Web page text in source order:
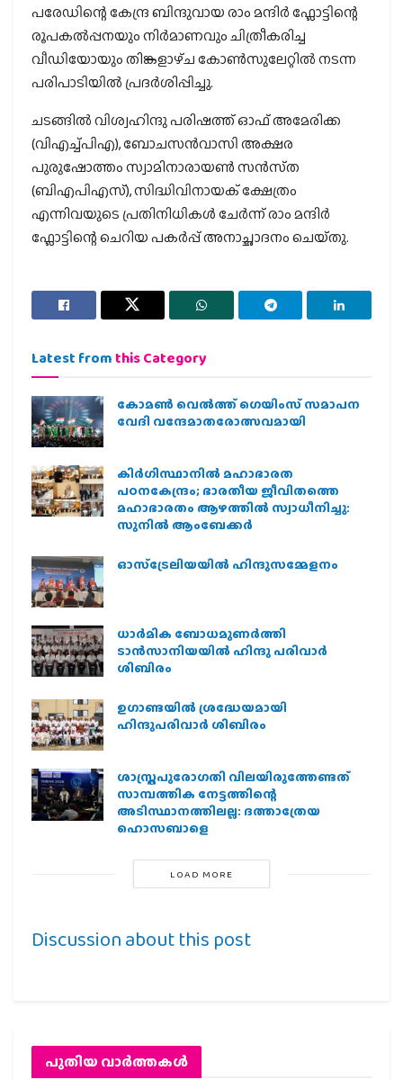
പരേഡിന്റെ കേന്ദ്ര ബിന്ദുവായ രാം മന്ദിർ ഫ്ലോട്ടിന്റെ
രൂപകൽപ്പനയും നിർമാണവും ചിത്രീകരിച്ച
വീഡിയോയും തിങ്കളാഴ്‌ച കോൺസുലേറ്റിൽ നടന്ന
പരിപാടിയിൽ പ്രദർശിപ്പിച്ചു.
ചടങ്ങിൽ വിശ്വഹിന്ദു പരിഷത്ത് ഓഫ് അമേരിക്ക
(വിഎച്ച്പിഎ), ബോചസൻവാസി അക്ഷര
പുരുഷോത്തം സ്വാമിനാരായൺ സൻസ്‌ത
(ബിഎപിഎസ്), സിദ്ധിവിനായക് ക്ഷേത്രം
എന്നിവയുടെ പ്രതിനിധികൾ ചേർന്ന് രാം മന്ദിർ
ഫ്ലോട്ടിന്റെ ചെറിയ പകർപ്പ് അനാച്ഛാദനം ചെയ്‌തു.
Latest from this Category
കോമൺ വെൽത്ത് ഗെയിംസ് സമാപന
വേദി വന്ദേമാതരോത്സവമായി
കിര്‍ഗിസ്ഥാനില്‍ മഹാഭാരത
പഠനകേന്ദ്രം; ഭാരതീയ ജീവിതത്തെ
മഹാഭാരതം ആഴത്തില്‍ സ്വാധീനിച്ചു:
സുനില്‍ ആംബേക്കര്‍
ഓസ്‌ട്രേലിയയില്‍ ഹിന്ദുസമ്മേളനം
ധാര്‍മിക ബോധമുണര്‍ത്തി
ടാന്‍സാനിയയില്‍ ഹിന്ദു പരിവാര്‍
ശിബിരം
ഉഗാണ്ടയില്‍ ശ്രദ്ധേയമായി
ഹിന്ദുപരിവാര്‍ ശിബിരം
ശാസ്ത്രപുരോഗതി വിലയിരുത്തേണ്ടത്
സാമ്പത്തിക നേട്ടത്തിന്റെ
അടിസ്ഥാനത്തിലല്ല: ദത്താത്രേയ
ഹൊസബാളെ
LOAD MORE
Discussion about this post
പുതിയ വാര്‍ത്തകള്‍